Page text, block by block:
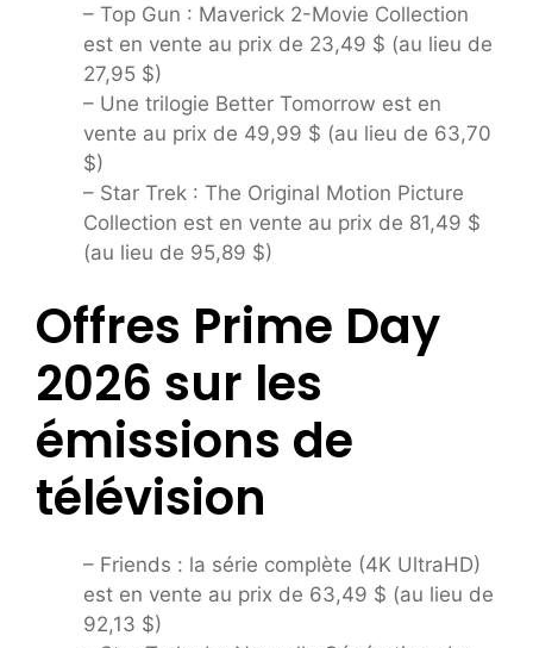
– Top Gun : Maverick 2-Movie Collection
est en vente au prix de 23,49 $ (au lieu de
27,95 $)
– Une trilogie Better Tomorrow est en
vente au prix de 49,99 $ (au lieu de 63,70
$)
– Star Trek : The Original Motion Picture
Collection est en vente au prix de 81,49 $
(au lieu de 95,89 $)
Offres Prime Day
2026 sur les
émissions de
télévision
– Friends : la série complète (4K UltraHD)
est en vente au prix de 63,49 $ (au lieu de
92,13 $)